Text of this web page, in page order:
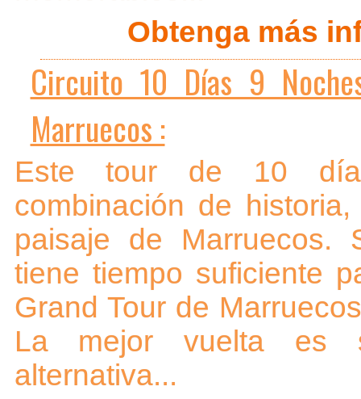
Obtenga más
Circuito 10 Días 9
Marruecos :
Este tour de 10
combinación de
paisaje de Marruecos.
tiene tiempo suficiente
Grand Tour de
La mejor vuelta es
alternativa...